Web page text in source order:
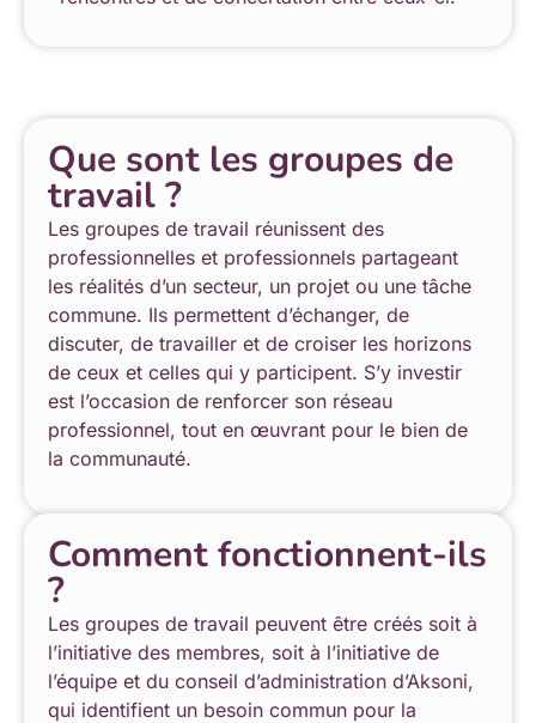
Que sont les groupes de
travail ?
Les groupes de travail réunissent des
professionnelles et professionnels partageant
les réalités d’un secteur, un projet ou une tâche
commune. Ils permettent d’échanger, de
discuter, de travailler et de croiser les horizons
de ceux et celles qui y participent. S’y investir
est l’occasion de renforcer son réseau
professionnel, tout en œuvrant pour le bien de
la communauté.
Comment fonctionnent-ils
?
Les groupes de travail peuvent être créés soit à
l’initiative des membres, soit à l’initiative de
l’équipe et du conseil d’administration d’Aksoni,
qui identifient un besoin commun pour la